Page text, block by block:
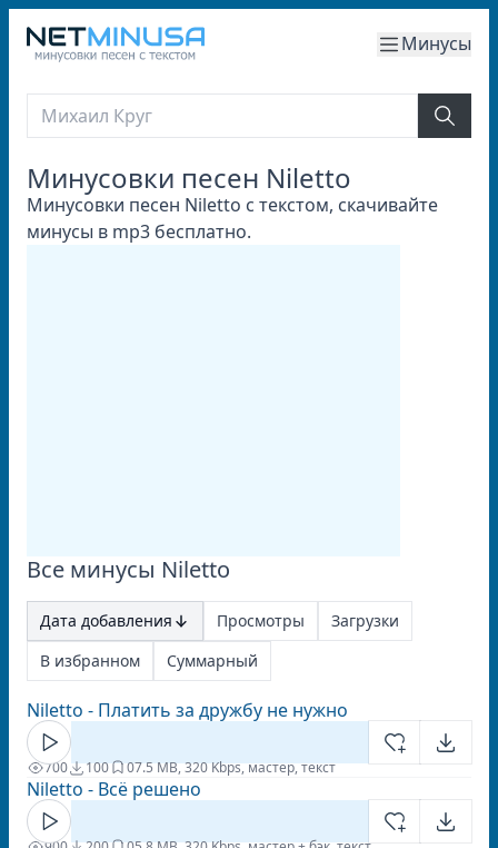
Минусы
Минусовки песен Niletto
Минусовки песен Niletto с текстом, скачивайте
минусы в mp3 бесплатно.
Все минусы Niletto
Дата добавления Просмотры
Загрузки
В избранном
Суммарный
Niletto - Платить за дружбу не нужно
700 100 07.5 MB, 320 Kbps, мастер, текст
Niletto - Всё решено